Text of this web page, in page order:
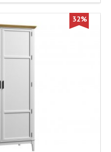
32%